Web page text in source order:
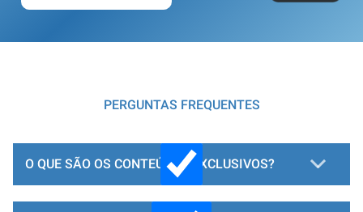
PERGUNTAS FREQUENTES
O QUE SÃO OS CONTEÚDOS EXCLUSIVOS?